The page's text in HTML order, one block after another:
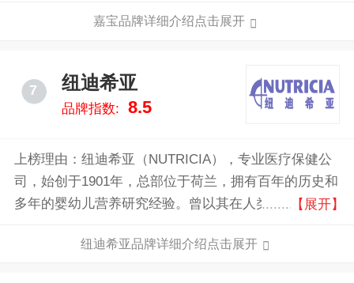
设计不仅易于消化，还能帮助宝宝建立健康的饮食习
嘉宝品牌详细介绍点击展开
7 纽迪希亚
品牌指数: 8.5
上榜理由：纽迪希亚（NUTRICIA），专业医疗保健公
司，始创于1901年，总部位于荷兰，拥有百年的历史和
多年的婴幼儿营养研究经验。曾以其在人类营养研究和
号。在一百多年的发展过程中，纽迪希亚始终以"领导
【展开】
纽迪希亚品牌详细介绍点击展开